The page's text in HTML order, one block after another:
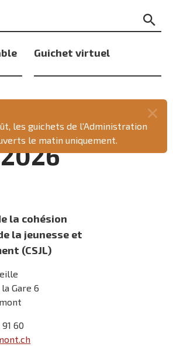
les guichets de l'Administration
le matin uniquement.
Guichet virtuel
la cohésion
la jeunesse et
(CSJL)
Gare 6
60